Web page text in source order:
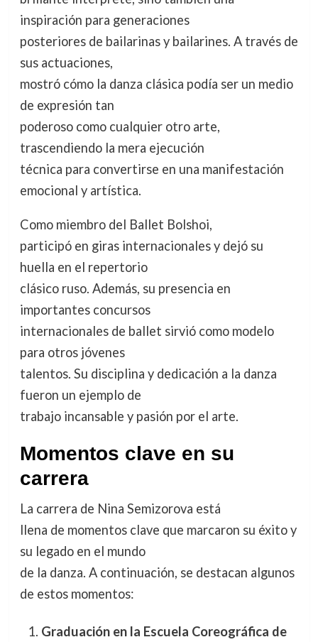
inspiración para generaciones
posteriores de bailarinas y bailarines. A través de
sus actuaciones,
mostró cómo la danza clásica podía ser un medio
de expresión tan
poderoso como cualquier otro arte,
trascendiendo la mera ejecución
técnica para convertirse en una manifestación
emocional y artística.
Como miembro del Ballet Bolshoi,
participó en giras internacionales y dejó su
huella en el repertorio
clásico ruso. Además, su presencia en
importantes concursos
internacionales de ballet sirvió como modelo
para otros jóvenes
talentos. Su disciplina y dedicación a la danza
fueron un ejemplo de
trabajo incansable y pasión por el arte.
Momentos clave en su
carrera
La carrera de Nina Semizorova está
llena de momentos clave que marcaron su éxito y
su legado en el mundo
de la danza. A continuación, se destacan algunos
de estos momentos:
Graduación en la Escuela Coreográfica de